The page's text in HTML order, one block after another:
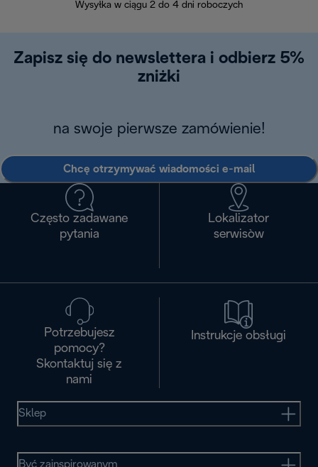
Wysyłka w ciągu 2 do 4 dni roboczych
Zapisz się do newslettera i odbierz 5%
zniżki
na swoje pierwsze zamówienie!
Chcę otrzymywać wiadomości e-mail
Często zadawane
pytania
Lokalizator
serwisòw
Potrzebujesz
pomocy?
Skontaktuj się z
nami
Instrukcje obsługi
Sklep
Być zainspirowanym